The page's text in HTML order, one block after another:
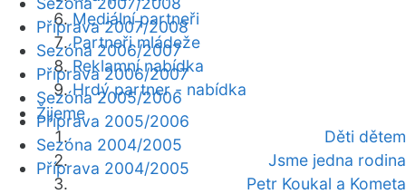
Mediální partneři
Partneři mládeže
Reklamní nabídka
Hrdý partner - nabídka
Žijeme
Děti dětem
Jsme jedna rodina
Petr Koukal a Kometa
Příprava 2007/2008
Sezóna 2006/2007
Příprava 2006/2007
Sezóna 2005/2006
Příprava 2005/2006
Sezóna 2004/2005
Příprava 2004/2005